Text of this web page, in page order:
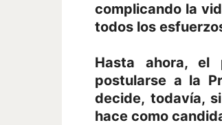
complicando la
todos los
Hasta ahora, el
postularse a la
decide, todavía,
hace como